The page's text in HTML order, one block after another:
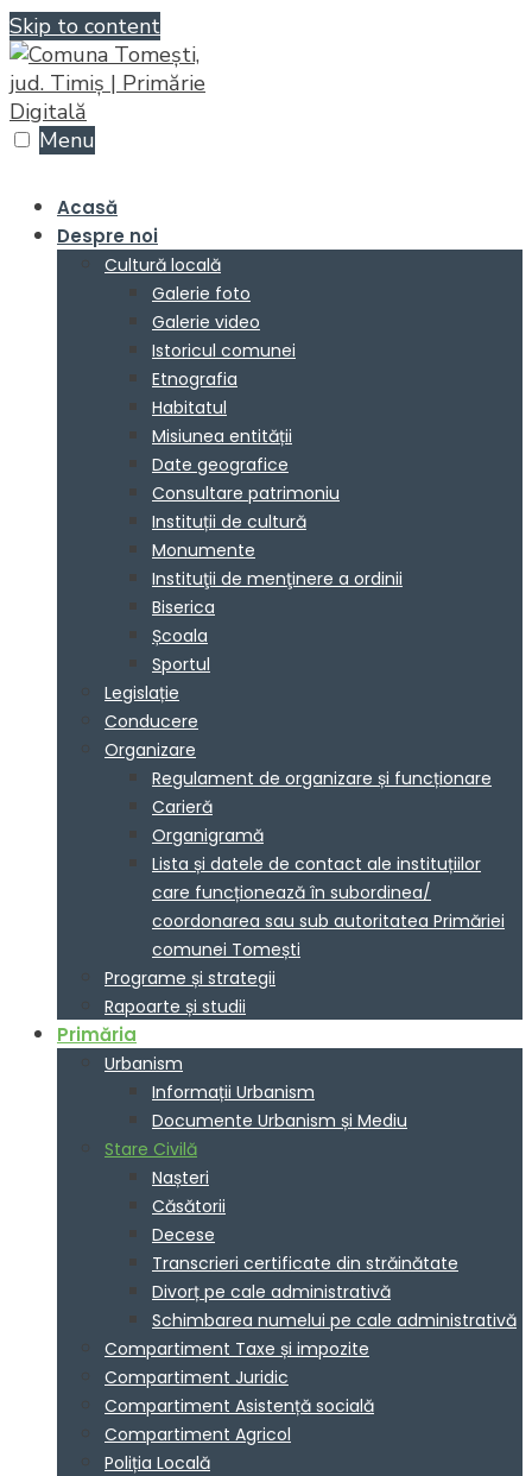
Skip to content
Menu
Acasă
Despre noi
Cultură locală
Galerie foto
Galerie video
Istoricul comunei
Etnografia
Habitatul
Misiunea entității
Date geografice
Consultare patrimoniu
Instituții de cultură
Monumente
Instituţii de menţinere a ordinii
Biserica
Școala
Sportul
Legislație
Conducere
Organizare
Regulament de organizare și funcționare
Carieră
Organigramă
Lista și datele de contact ale instituțiilor
care funcționează în subordinea/
coordonarea sau sub autoritatea Primăriei
comunei Tomești
Programe și strategii
Rapoarte și studii
Primăria
Urbanism
Informații Urbanism
Documente Urbanism și Mediu
Stare Civilă
Nașteri
Căsătorii
Decese
Transcrieri certificate din străinătate
Divorț pe cale administrativă
Schimbarea numelui pe cale administrativă
Compartiment Taxe și impozite
Compartiment Juridic
Compartiment Asistență socială
Compartiment Agricol
Poliția Locală